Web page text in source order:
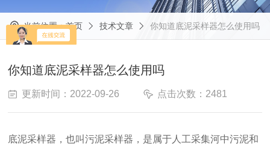
当前位置：首页 技术文章 你知道底泥采样器怎么使用吗
你知道底泥采样器怎么使用吗
更新时间：2022-09-26 点击次数：2481
底泥采样器，也叫污泥采样器，是属于人工采集河中污泥和